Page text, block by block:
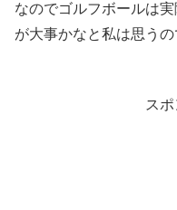
なのでゴルフボールは
が大事かなと私は思うの
ス